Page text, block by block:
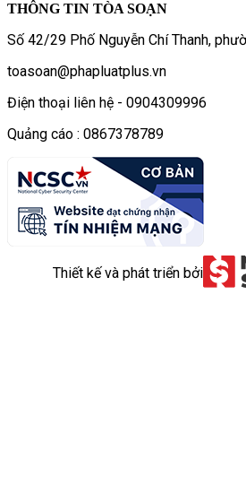
THÔNG TIN TÒA SOẠN
Số 42/29 Phố Nguyễn Chí Thanh,
toasoan@phapluatplus.vn
Điện thoại liên hệ - 0904309996
Quảng cáo : 0867378789
Thiết kế và phát triển bởi